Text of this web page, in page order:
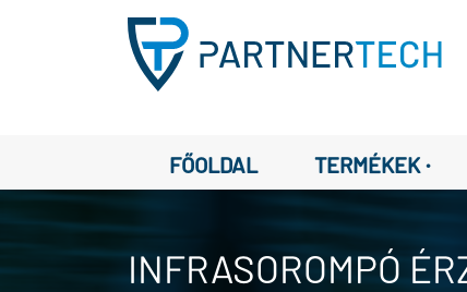
FŐOLDAL TERMÉKEK ·
INFRASOROMPÓ